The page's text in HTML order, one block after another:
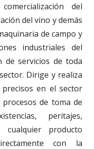
del
del vino y demás
de campo y
industriales del
de servicios de toda
Dirige y realiza
en el sector
de toma de
peritajes,
producto
con la